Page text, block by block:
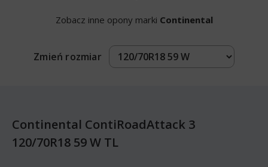
Zobacz inne opony marki Continental
Zmień rozmiar
Continental ContiRoadAttack 3
120/70R18 59 W TL